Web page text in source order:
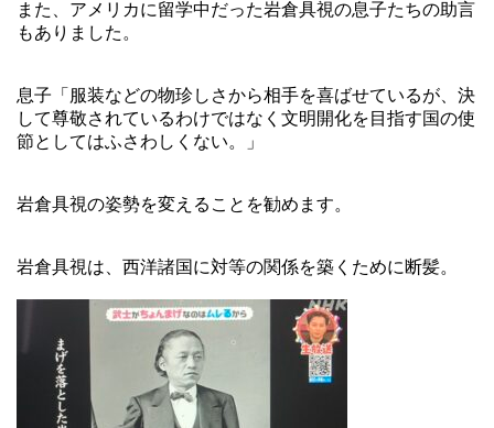
また、アメリカに留学中だった岩倉具視の息子たちの助言
もありました。
息子「服装などの物珍しさから相手を喜ばせているが、決
して尊敬されているわけではなく文明開化を目指す国の使
節としてはふさわしくない。」
岩倉具視の姿勢を変えることを勧めます。
岩倉具視は、西洋諸国に対等の関係を築くために断髪。